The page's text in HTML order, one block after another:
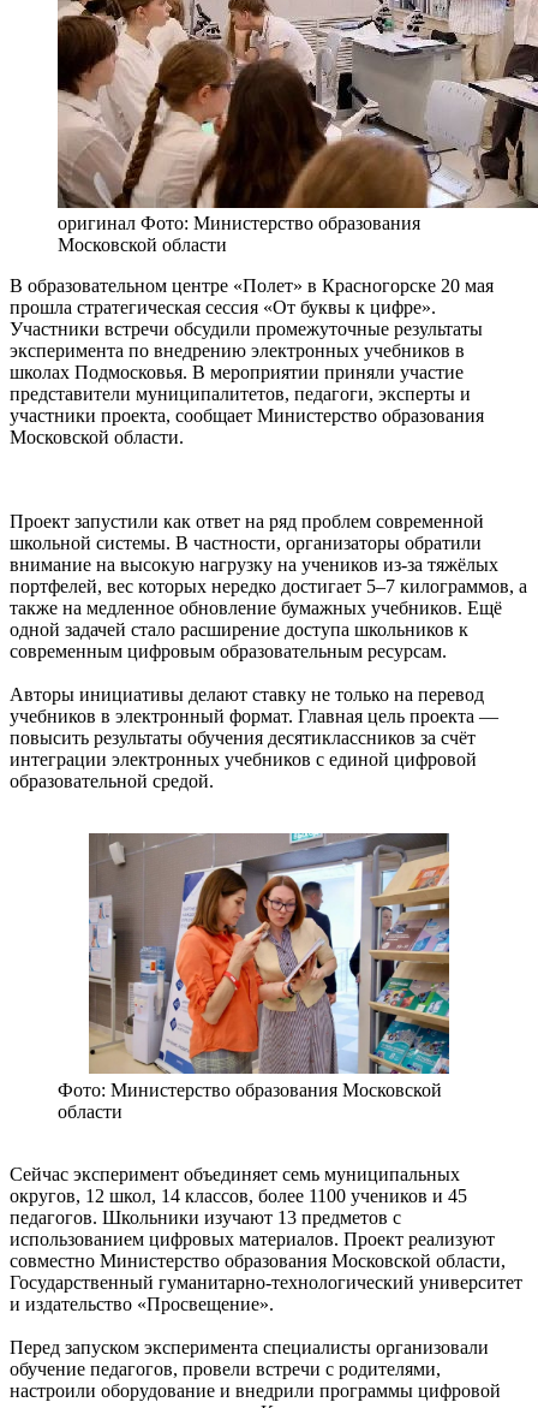
оригинал Фото: Министерство образования
Московской области
В образовательном центре «Полет» в Красногорске 20 мая
прошла стратегическая сессия «От буквы к цифре».
Участники встречи обсудили промежуточные результаты
эксперимента по внедрению электронных учебников в
школах Подмосковья. В мероприятии приняли участие
представители муниципалитетов, педагоги, эксперты и
участники проекта, сообщает Министерство образования
Московской области.
Проект запустили как ответ на ряд проблем современной
школьной системы. В частности, организаторы обратили
внимание на высокую нагрузку на учеников из-за тяжёлых
портфелей, вес которых нередко достигает 5–7 килограммов, а
также на медленное обновление бумажных учебников. Ещё
одной задачей стало расширение доступа школьников к
современным цифровым образовательным ресурсам.
Авторы инициативы делают ставку не только на перевод
учебников в электронный формат. Главная цель проекта —
повысить результаты обучения десятиклассников за счёт
интеграции электронных учебников с единой цифровой
образовательной средой.
Фото: Министерство образования Московской
области
Сейчас эксперимент объединяет семь муниципальных
округов, 12 школ, 14 классов, более 1100 учеников и 45
педагогов. Школьники изучают 13 предметов с
использованием цифровых материалов. Проект реализуют
совместно Министерство образования Московской области,
Государственный гуманитарно-технологический университет
и издательство «Просвещение».
Перед запуском эксперимента специалисты организовали
обучение педагогов, провели встречи с родителями,
настроили оборудование и внедрили программы цифровой